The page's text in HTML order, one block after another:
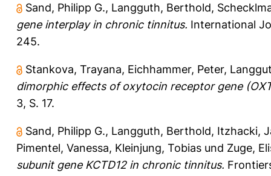
Sand, Philipp G., Langguth, Berthold,
gene interplay in chronic tinnitus. International
245.
Stankova, Trayana, Eichhammer, Peter,
dimorphic effects of oxytocin receptor gene
3, S. 17.
Sand, Philipp G., Langguth, Berthold, Itzhacki,
Pimentel, Vanessa, Kleinjung, Tobias und Zuge,
subunit gene KCTD12 in chronic tinnitus.